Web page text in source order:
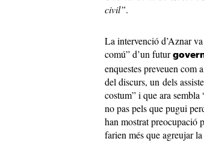
civil”.
La intervenció d’Aznar
comú” d’un futur
enquestes preveuen
del discurs, un dels
costum” i que ara
no pas pels que pugui
han mostrat preocupació
farien més que agreujar